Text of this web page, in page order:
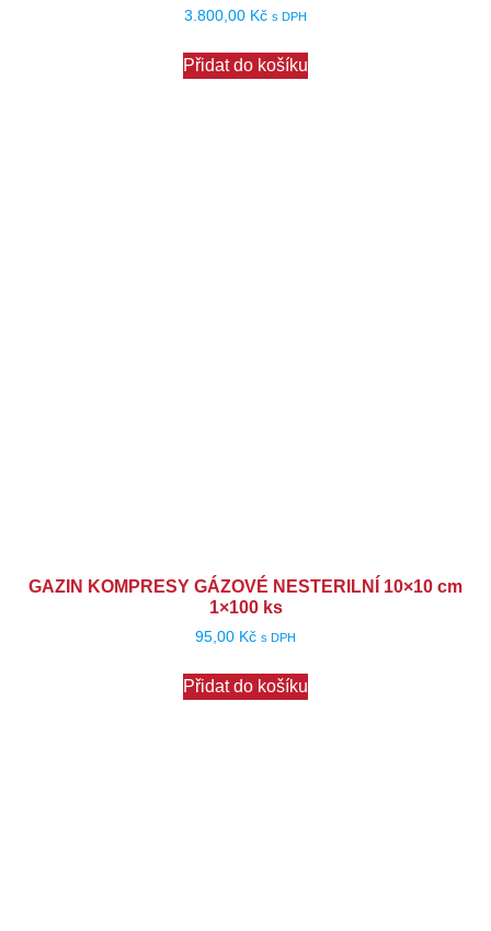
3.800,00 Kč s DPH
Přidat do košíku
GAZIN KOMPRESY GÁZOVÉ NESTERILNÍ 10×10 cm
1×100 ks
95,00 Kč s DPH
Přidat do košíku